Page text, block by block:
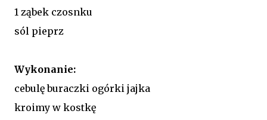
1 ząbek czosnku
sól pieprz
Wykonanie:
cebulę buraczki ogórki jajka
kroimy w kostkę